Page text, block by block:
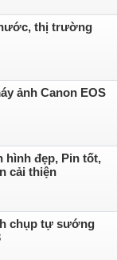
thị trường
ảnh Canon EOS
hình đẹp, Pin tốt,
cải thiện
chụp tự sướng